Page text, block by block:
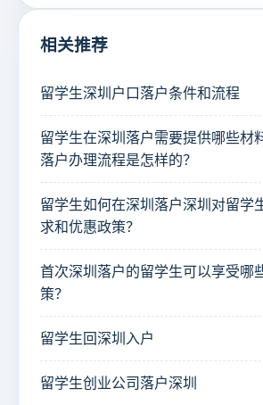
相关推荐
留学生深圳户口落户条件和流程
留学生在深圳落户需要提供哪些材
落户办理流程是怎样的？
留学生如何在深圳落户深圳对留学
求和优惠政策？
首次深圳落户的留学生可以享受哪
策？
留学生回深圳入户
留学生创业公司落户深圳